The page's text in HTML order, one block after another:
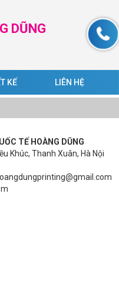
DŨNG
KẾ LIÊN HỆ
TẾ HOÀNG DŨNG
Khúc, Thanh Xuân, Hà Nội